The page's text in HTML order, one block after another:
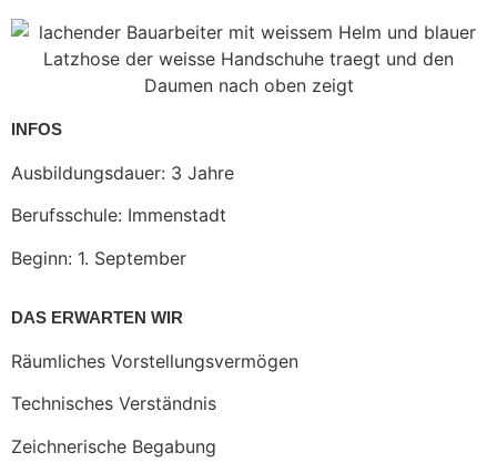
INFOS
Ausbildungsdauer: 3 Jahre
Berufsschule: Immenstadt
Beginn: 1. September
DAS ERWARTEN WIR
Räumliches Vorstellungsvermögen
Technisches Verständnis
Zeichnerische Begabung